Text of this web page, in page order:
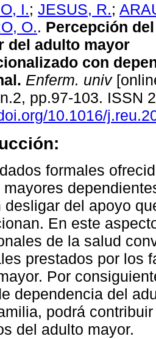
I.; JESUS, R.;
O.. Percepción
del adulto mayor
con
Enferm. univ
pp.97-103. ISSN
10.1016/
formales
mayores
desligar del apoyo
En este
de la salud
prestados por los
Por
dependencia del
podrá
del adulto mayor.